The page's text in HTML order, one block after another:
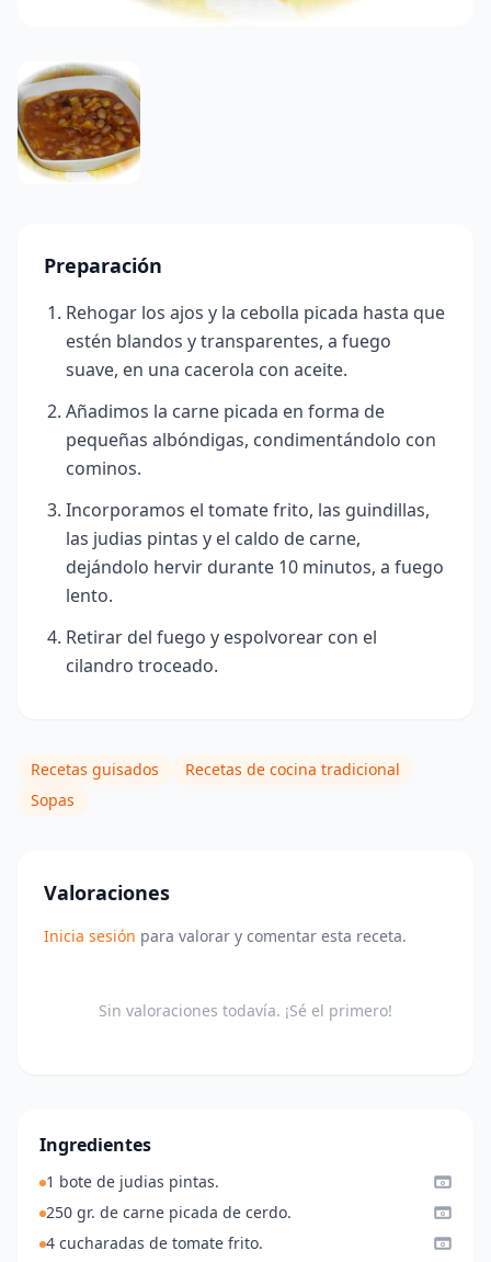
Preparación
Rehogar los ajos y la cebolla picada hasta que
estén blandos y transparentes, a fuego
suave, en una cacerola con aceite.
Añadimos la carne picada en forma de
pequeñas albóndigas, condimentándolo con
cominos.
Incorporamos el tomate frito, las guindillas,
las judias pintas y el caldo de carne,
dejándolo hervir durante 10 minutos, a fuego
lento.
Retirar del fuego y espolvorear con el
cilandro troceado.
Recetas guisados
Recetas de cocina tradicional
Sopas
Valoraciones
Inicia sesión para valorar y comentar esta receta.
Sin valoraciones todavía. ¡Sé el primero!
Ingredientes
1 bote de judias pintas.
250 gr. de carne picada de cerdo.
4 cucharadas de tomate frito.